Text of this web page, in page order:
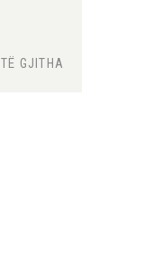
TË GJITHA